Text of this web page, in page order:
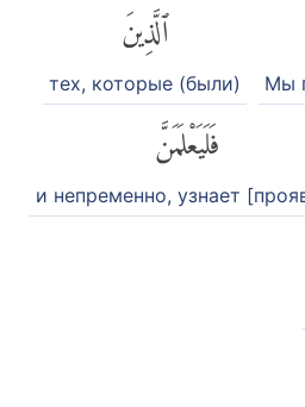
Мы
ٱلَّذِينَ
тех, которые (были)
فَلَيَعْلَمَنَّ
и непременно, узнает